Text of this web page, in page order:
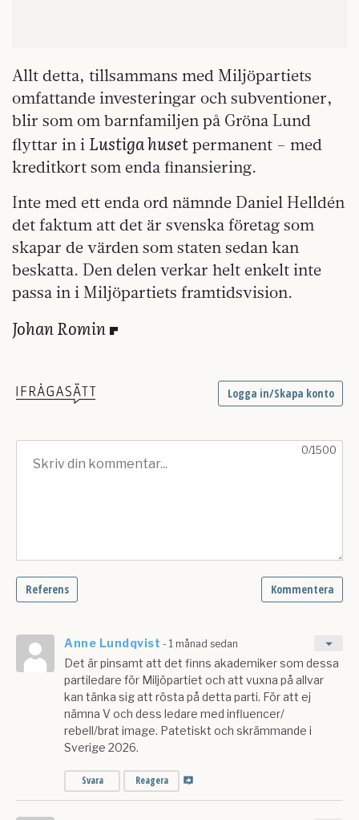
Allt detta, tillsammans med Miljöpartiets
omfattande investeringar och subventioner,
blir som om barnfamiljen på Gröna Lund
flyttar in i Lustiga huset permanent – med
kreditkort som enda finansiering.
Inte med ett enda ord nämnde Daniel Helldén
det faktum att det är svenska företag som
skapar de värden som staten sedan kan
beskatta. Den delen verkar helt enkelt inte
passa in i Miljöpartiets framtidsvision.
Johan Romin